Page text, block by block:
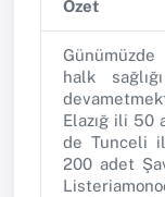
Özet
halk
Elazığ ili 50
de Tunceli
200 adet